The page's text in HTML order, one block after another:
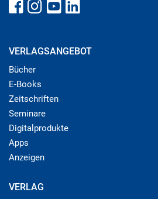
VERLAGSANGEBOT
Bücher
E-Books
Zeitschriften
Seminare
Digitalprodukte
Apps
Anzeigen
VERLAG